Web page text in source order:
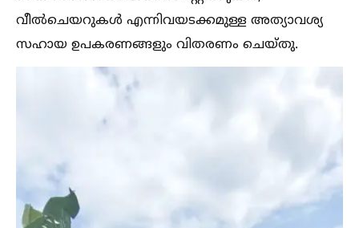
വീല്‍ചെയറുകള്‍ എന്നിവയടക്കമുള്ള അത്യാവശ്യ
സഹായ ഉപകരണങ്ങളും വിതരണം ചെയ്തു.